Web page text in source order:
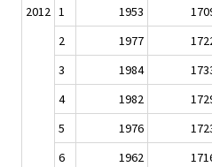
2012 1 1953
2
1977
3
1984
4
1982
5
1976
6
1962